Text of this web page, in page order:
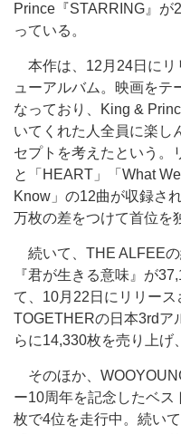
Prince『STARRING』が
っている。
本作は、12月24日にリ
ューアルバム。映画をテ
なっており、King &
いてくれた人全員に楽し
セプトを考えたという。
と「HEART」「What
Know」の12曲が収録さ
万枚の差をつけて首位を
続いて、THE ALFEEの
『君が生きる意味』が
て、10月22日にリリー
TOGETHERの日本3rdア
らに14,330枚を売り上げ
そのほか、
ー10周年を記念したベ
枚で4位を走行中。続い